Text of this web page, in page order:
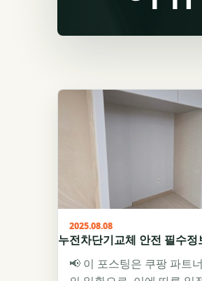
2025.08.08
누전차단기교체 안전 필수정
📢 이 포스팅은 쿠팡 파트